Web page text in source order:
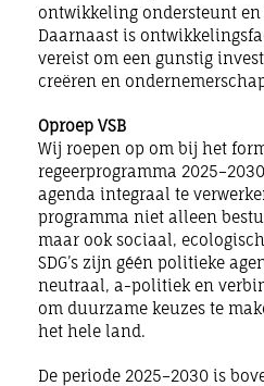
ontwikkeling ondersteunt
Daarnaast is
vereist om een gunstig
creëren en
Oproep VSB
Wij roepen op om bij het
regeerprogramma
agenda integraal te
programma niet alleen
maar ook sociaal,
SDG’s zijn géén politieke
neutraal, a-politiek en
om duurzame keuzes te
het hele land.
De periode 2025–2030 is